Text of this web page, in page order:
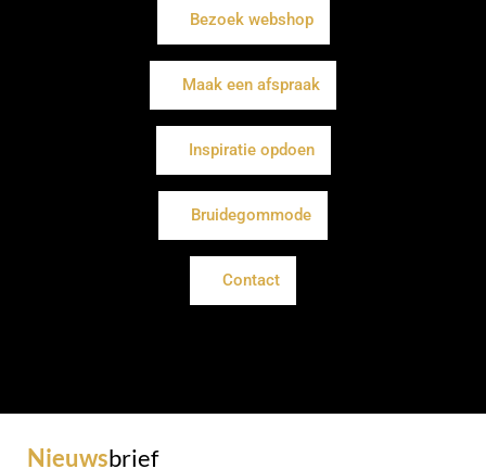
Bezoek webshop
Maak een afspraak
Inspiratie opdoen
Bruidegommode
Contact
Nieuwsbrief